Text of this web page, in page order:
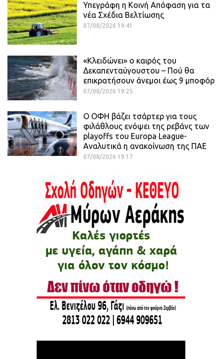
Υπεγράφη η Κοινή Απόφαση για τα
νέα Σχέδια Βελτίωσης
07/08/2026 19:41
«Κλειδώνει» ο καιρός του
Δεκαπενταύγουστου – Πού θα
επικρατήσουν άνεμοι έως 9 μποφόρ
07/08/2026 19:25
Ο ΟΦΗ βάζει τσάρτερ για τους
φιλάθλους ενόψει της ρεβάνς των
playoffs του Europa League-
Αναλυτικά η ανακοίνωση της ΠΑΕ
07/08/2026 19:17